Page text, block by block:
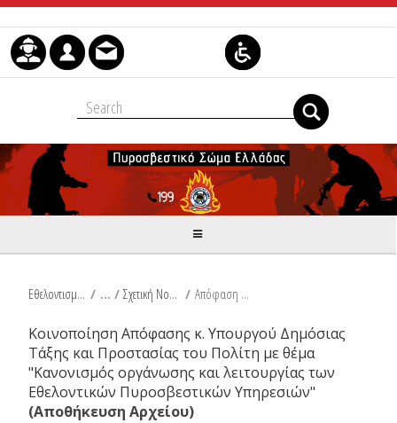
Μετάβαση στο περιεχόμενο
Εθελοντισμός / Σχετική Νομοθεσία / Απόφαση κ. Υπουργού Δημόσιας Τάξης και Προστασίας του Πολίτη
Κοινοποίηση Απόφασης κ. Υπουργού Δημόσιας
Τάξης και Προστασίας του Πολίτη με θέμα
"Κανονισμός οργάνωσης και λειτουργίας των
Εθελοντικών Πυροσβεστικών Υπηρεσιών"
(Αποθήκευση Αρχείου)